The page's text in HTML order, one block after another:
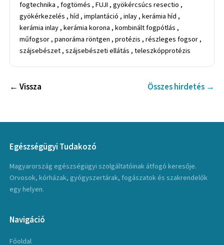
fogtechnika , fogtömés , FUJI , gyökércsúcs resectio ,
gyökérkezelés , híd , implantáció , inlay , kerámia híd ,
kerámia inlay , kerámia korona , kombinált fogpótlás ,
műfogsor , panoráma röntgen , protézis , részleges fogsor ,
szájsebészet , szájsebészeti ellátás , teleszkópprotézis
← Vissza Összes hirdetés →
Egészségügyi Tudakozó
Magyarország egészségügyi szolgáltatóinak átfogó keresője.
Orvosok, kórházak, gyógyszertárak, fogászatok és szakrendelők
egy helyen.
Navigáció
Főoldal